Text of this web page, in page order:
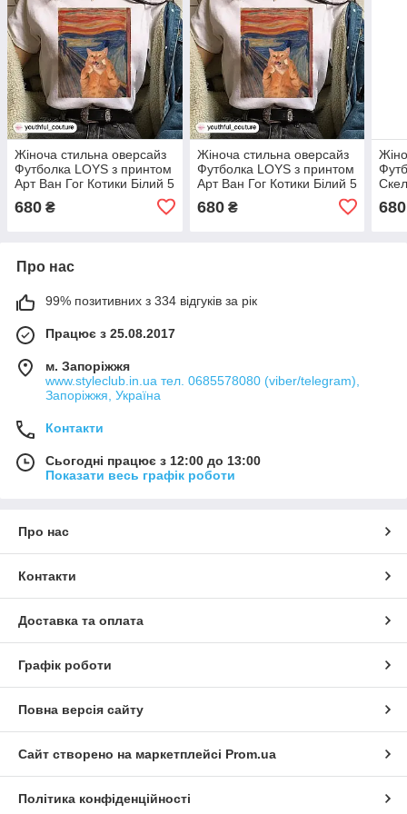
Жіноча стильна оверсайз
Футболка LOYS з принтом
Арт Ван Гог Котики Білий 5
680 ₴
Жіноча стильна оверсайз
Футболка LOYS з принтом
Арт Ван Гог Котики Білий 5
680₴ 680
Про нас
99% позитивних з 334 відгуків за рік
Працює з 25.08.2017
м. Запоріжжя
www.styleclub.in.ua тел. 0685578080 (viber/telegram),
Запоріжжя, Україна
Контакти
Сьогодні працює з 12:00 до 13:00
Показати весь графік роботи
Про нас
Контакти
Доставка та оплата
Графік роботи
Повна версія сайту
Сайт створено на маркетплейсі Prom.ua
Політика конфіденційності